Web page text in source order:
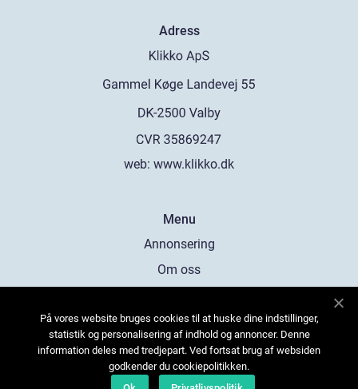
Adress
web: www.klikko.dk
Menu
Annonsering
Om oss
Kontakta oss
Sitemap
På vores website bruges cookies til at huske dine indstillinger,
statistik og personalisering af indhold og annoncer. Denne
information deles med tredjepart. Ved fortsat brug af websiden
godkender du cookiepolitikken.